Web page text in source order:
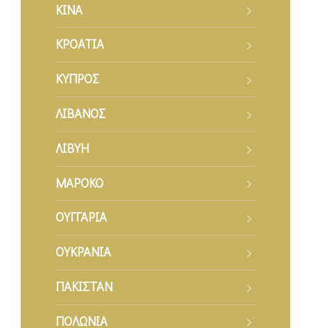
KINA
ΚΡΟΑΤΙΑ
ΚΥΠΡΟΣ
ΛΙΒΑΝΟΣ
ΛΙΒΥΗ
ΜΑΡΟΚΟ
ΟΥΓΓΑΡΙΑ
ΟΥΚΡΑΝΙΑ
ΠΑΚΙΣΤΑΝ
ΠΟΛΩΝΙΑ